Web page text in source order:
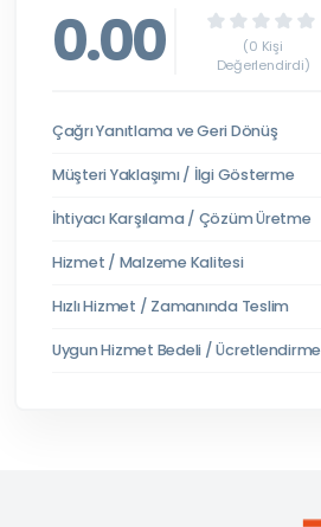
0.00
(0 Kişi
Değerlendirdi)
Çağrı Yanıtlama ve Geri Dönüş
Müşteri Yaklaşımı / İlgi Gösterme
İhtiyacı Karşılama / Çözüm Üretme
Hizmet / Malzeme Kalitesi
Hızlı Hizmet / Zamanında Teslim
Uygun Hizmet Bedeli / Ücretlendirme